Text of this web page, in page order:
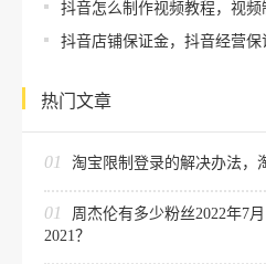
抖音怎么制作视频教程，视频
抖音店铺保证金，抖音经营保
热门文章
01 淘宝限制登录的解决办法，
01
周杰伦有多少粉丝2022年7
2021？